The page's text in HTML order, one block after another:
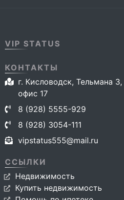
VIP STATUS
КОНТАКТЫ
г. Кисловодск, Тельмана
офис 17
8 (928) 5555-929
8 (928) 3054-111
vipstatus555@mail.ru
ССЫЛКИ
Недвижимость
Купить недвижимость